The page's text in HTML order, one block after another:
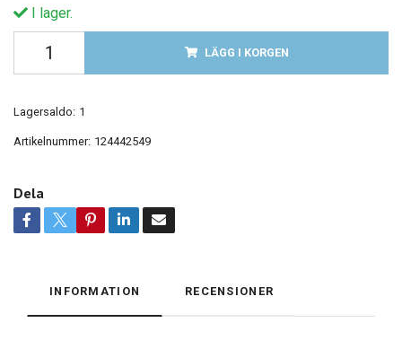
I lager.
LÄGG I KORGEN
Lagersaldo: 1
Artikelnummer: 124442549
Dela
INFORMATION RECENSIONER